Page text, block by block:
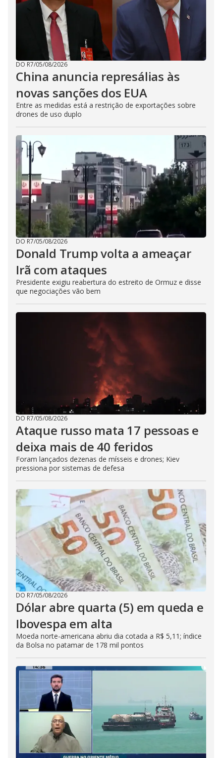
DO R7/05/08/2026
China anuncia represálias às
novas sanções dos EUA
Entre as medidas está a restrição de exportações sobre
drones de uso duplo
DO R7/05/08/2026
Donald Trump volta a ameaçar
Irã com ataques
Presidente exigiu reabertura do estreito de Ormuz e disse
que negociações vão bem
DO R7/05/08/2026
Ataque russo mata 17 pessoas e
deixa mais de 40 feridos
Foram lançados dezenas de mísseis e drones; Kiev
pressiona por sistemas de defesa
DO R7/05/08/2026
Dólar abre quarta (5) em queda e
Ibovespa em alta
Moeda norte-americana abriu dia cotada a R$ 5,11; índice
da Bolsa no patamar de 178 mil pontos